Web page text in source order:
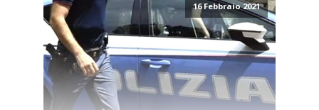
16 Febbraio 2021